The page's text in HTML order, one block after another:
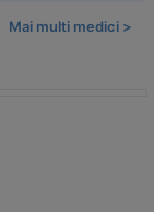
Mai multi medici >